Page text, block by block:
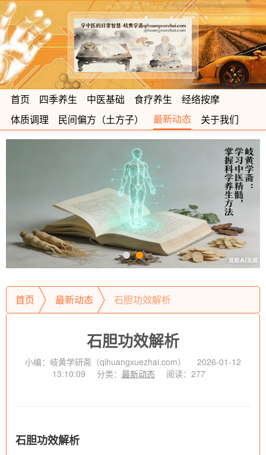
首页 四季养生 中医基础 食疗养生
经络按摩
体质调理
民间偏方（土方子） 最新动态 关于我们
首页 最新动态 石胆功效解析
石胆功效解析
小编：岐黄学研斋（qihuangxuezhai.com）
2026-01-12
13:10:09
分类： 最新动态 阅读：277
石胆功效解析